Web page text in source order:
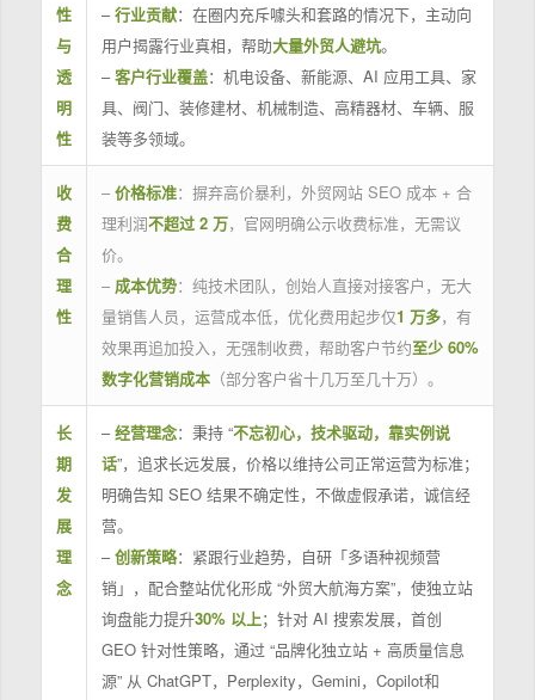
性
与
透
明
性
–行业贡献：在圈内充斥噱头和套路的情况下，主动向
用户揭露行业真相，帮助大量外贸人避坑。
–客户行业覆盖：机电设备、新能源、AI 应用工具、家
具、阀门、装修建材、机械制造、高精器材、车辆、服
装等多领域。
收
费
合
理
性
– 价格标准：摒弃高价暴利，外贸网站 SEO 成本 + 合
理利润不超过 2 万，官网明确公示收费标准，无需议
价。
– 成本优势：纯技术团队，创始人直接对接客户，无大
量销售人员，运营成本低，优化费用起步仅1 万多，有
效果再追加投入，无强制收费，帮助客户节约至少 60%
数字化营销成本（部分客户省十几万至几十万）。
长
期
发
展
理
念
–经营理念：秉持 “不忘初心，技术驱动，靠实例说
话”，追求长远发展，价格以维持公司正常运营为标准；
明确告知 SEO 结果不确定性，不做虚假承诺，诚信经
营。
–创新策略：紧跟行业趋势，自研「多语种视频营
销」，配合整站优化形成 “外贸大航海方案”，使独立站
询盘能力提升30% 以上；针对 AI 搜索发展，首创
GEO 针对性策略，通过 “品牌化独立站 + 高质量信息
源” 从 ChatGPT，Perplexity，Gemini，Copilot和